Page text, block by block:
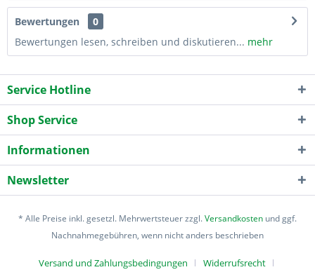
Bewertungen
0
Bewertungen lesen, schreiben und diskutieren... mehr
Service Hotline
Shop Service
Informationen
Newsletter
* Alle Preise inkl. gesetzl. Mehrwertsteuer zzgl.Versandkosten und ggf.
Nachnahmegebühren, wenn nicht anders beschrieben
Versand und Zahlungsbedingungen Widerrufsrecht